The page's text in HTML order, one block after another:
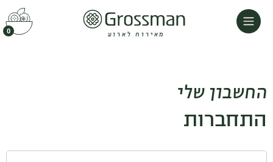
מאירוח לארוע 0
החשבון שלי
התחברות